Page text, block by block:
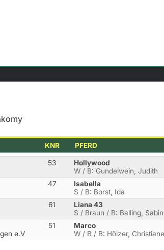
KNR PFERD
53
Hollywood
W / B: Gundelwein, Judith
47
Isabella
S / B: Borst, Ida
61
Liana 43
S / Braun / B: Balling,
e.V
51
Marco
W / B / B: Hölzer, Christiane